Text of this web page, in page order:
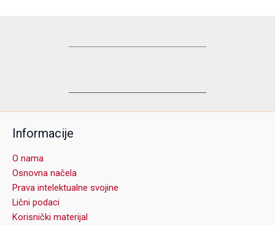
Informacije
O nama
Osnovna načela
Prava intelektualne svojine
Lični podaci
Korisnički materijal